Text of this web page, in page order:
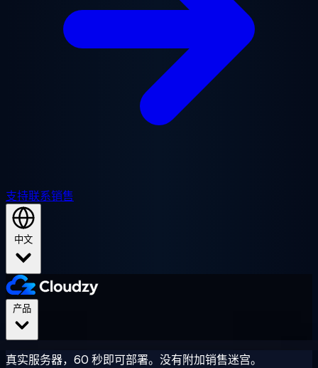
支持联系销售
中文
真实服务器，60 秒即可部署。没有附加销售迷宫。